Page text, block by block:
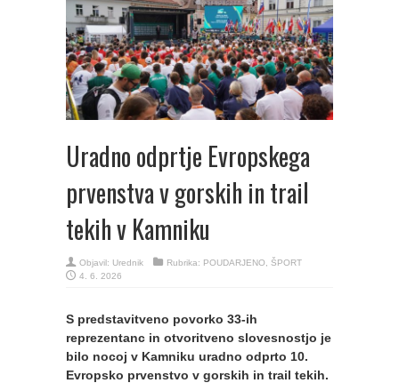
Uradno odprtje Evropskega
prvenstva v gorskih in trail
tekih v Kamniku
Objavil: Urednik Rubrika: POUDARJENO
ŠPORT
4. 6. 2026
S predstavitveno povorko 33-ih
reprezentanc in otvoritveno slovesnostjo je
bilo nocoj v Kamniku uradno odprto 10.
Evropsko prvenstvo v gorskih in trail tekih.